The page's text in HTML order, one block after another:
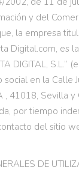
y del
la empresa
Digital.com, es
DIGITAL, S.L.”
social en la Calle
, 41018, Sevilla y
por tiempo
del sitio
DE